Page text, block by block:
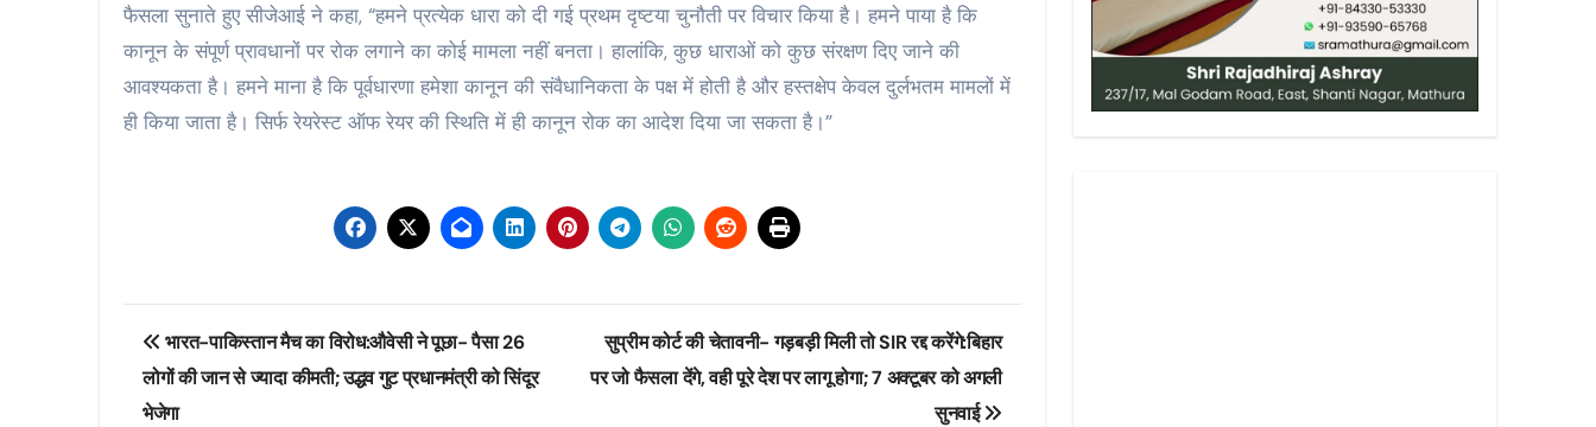
फैसला सुनाते हुए सीजेआई ने कहा, “हमने प्रत्येक धारा को दी गई प्रथम दृष्टया चुनौती पर विचार किया है। हमने पाया है कि
कानून के संपूर्ण प्रावधानों पर रोक लगाने का कोई मामला नहीं बनता। हालांकि, कुछ धाराओं को कुछ संरक्षण दिए जाने की
आवश्यकता है। हमने माना है कि पूर्वधारणा हमेशा कानून की संवैधानिकता के पक्ष में होती है ⁠और हस्तक्षेप केवल दुर्लभतम मामलों में
ही किया जाता है। सिर्फ रेयरेस्ट ऑफ रेयर की स्थिति में ही कानून रोक का आदेश दिया जा सकता है।”
Post
navigation
भारत-पाकिस्तान मैच का विरोध:औवेसी ने पूछा- पैसा 26
लोगों की जान से ज्यादा कीमती; उद्धव गुट प्रधानमंत्री को सिंदूर
भेजेगा
सुप्रीम कोर्ट की चेतावनी- गड़बड़ी मिली तो SIR रद्द करेंगे:बिहार
पर जो फैसला देंगे, वही पूरे देश पर लागू होगा; 7 अक्टूबर को अगली
सुनवाई